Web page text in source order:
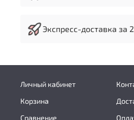
Экспресс-доставка за
Личный кабинет
Корзина
Сравнение